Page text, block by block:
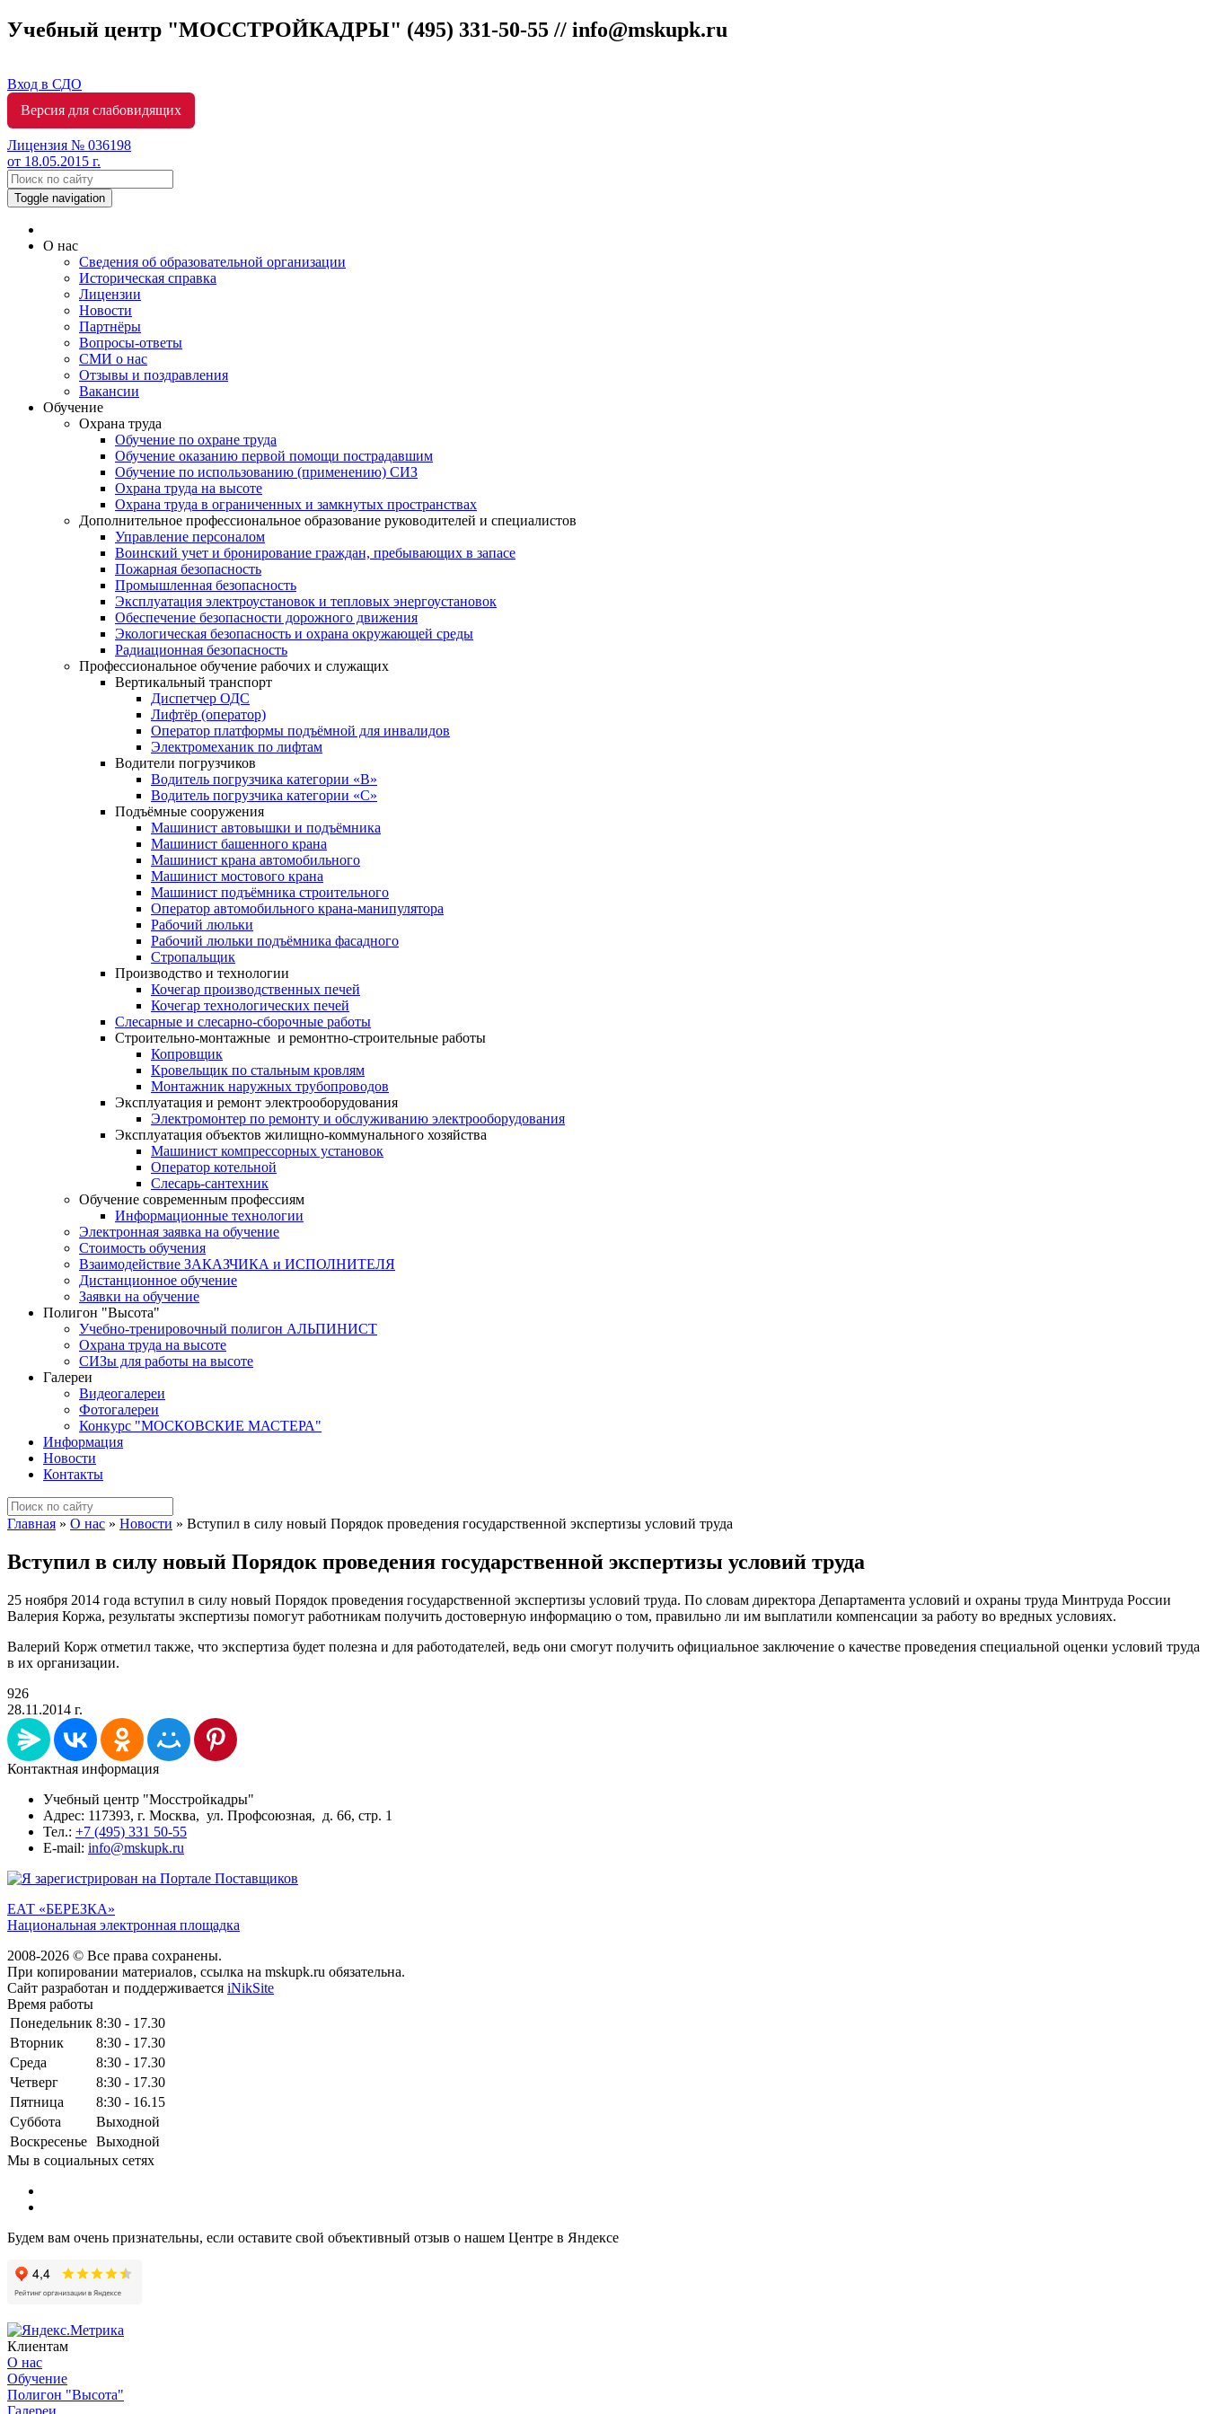
Учебный центр "МОССТРОЙКАДРЫ" (495) 331-50-55 // info@mskupk.ru
Вход в СДО
Версия для слабовидящих
Лицензия № 036198
от 18.05.2015 г.
Toggle navigation
О нас
Сведения об образовательной организации
Историческая справка
Лицензии
Новости
Партнёры
Вопросы-ответы
СМИ о нас
Отзывы и поздравления
Вакансии
Обучение
Охрана труда
Обучение по охране труда
Обучение оказанию первой помощи пострадавшим
Обучение по использованию (применению) СИЗ
Охрана труда на высоте
Охрана труда в ограниченных и замкнутых пространствах
Дополнительное профессиональное образование руководителей и специалистов
Управление персоналом
Воинский учет и бронирование граждан, пребывающих в запасе
Пожарная безопасность
Промышленная безопасность
Эксплуатация электроустановок и тепловых энергоустановок
Обеспечение безопасности дорожного движения
Экологическая безопасность и охрана окружающей среды
Радиационная безопасность
Профессиональное обучение рабочих и служащих
Вертикальный транспорт
Диспетчер ОДС
Лифтёр (оператор)
Оператор платформы подъёмной для инвалидов
Электромеханик по лифтам
Водители погрузчиков
Водитель погрузчика категории «B»
Водитель погрузчика категории «С»
Подъёмные сооружения
Машинист автовышки и подъёмника
Машинист башенного крана
Машинист крана автомобильного
Машинист мостового крана
Машинист подъёмника строительного
Оператор автомобильного крана-манипулятора
Рабочий люльки
Рабочий люльки подъёмника фасадного
Стропальщик
Производство и технологии
Кочегар производственных печей
Кочегар технологических печей
Слесарные и слесарно-сборочные работы
Строительно-монтажные и ремонтно-строительные работы
Копровщик
Кровельщик по стальным кровлям
Монтажник наружных трубопроводов
Эксплуатация и ремонт электрооборудования
Электромонтер по ремонту и обслуживанию электрооборудования
Эксплуатация объектов жилищно-коммунального хозяйства
Машинист компрессорных установок
Оператор котельной
Слесарь-сантехник
Обучение современным профессиям
Информационные технологии
Электронная заявка на обучение
Стоимость обучения
Взаимодействие ЗАКАЗЧИКА и ИСПОЛНИТЕЛЯ
Дистанционное обучение
Заявки на обучение
Полигон "Высота"
Учебно-тренировочный полигон АЛЬПИНИСТ
Охрана труда на высоте
СИЗы для работы на высоте
Галереи
Видеогалереи
Фотогалереи
Конкурс "МОСКОВСКИЕ МАСТЕРА"
Информация
Новости
Контакты
Главная » О нас » Новости » Вступил в силу новый Порядок проведения государственной экспертизы условий труда
Вступил в силу новый Порядок проведения государственной экспертизы условий труда
25 ноября 2014 года вступил в силу новый Порядок проведения государственной экспертизы условий труда. По словам директора Департамента условий и охраны труда Минтруда России
Валерия Коржа, результаты экспертизы помогут работникам получить достоверную информацию о том, правильно ли им выплатили компенсации за работу во вредных условиях.
Валерий Корж отметил также, что экспертиза будет полезна и для работодателей, ведь они смогут получить официальное заключение о качестве проведения специальной оценки условий труда
в их организации.
926
28.11.2014 г.
Контактная информация
Учебный центр "Мосстройкадры"
Адрес: 117393, г. Москва, ул. Профсоюзная, д. 66, стр. 1
Тел.: +7 (495) 331 50-55
E-mail: info@mskupk.ru
ЕАТ «БЕРЕЗКА»
Национальная электронная площадка
2008-2026 © Все права сохранены.
При копировании материалов, ссылка на mskupk.ru обязательна.
Сайт разработан и поддерживается iNikSite
Время работы
Понедельник 8:30 - 17.30
Вторник
8:30 - 17.30
Среда
8:30 - 17.30
Четверг
8:30 - 17.30
Пятница
8:30 - 16.15
Суббота
Выходной
Воскресенье Выходной
Мы в социальных сетях
Будем вам очень признательны, если оставите свой объективный отзыв о нашем Центре в Яндексе
Клиентам
О нас
Обучение
Полигон "Высота"
Галереи